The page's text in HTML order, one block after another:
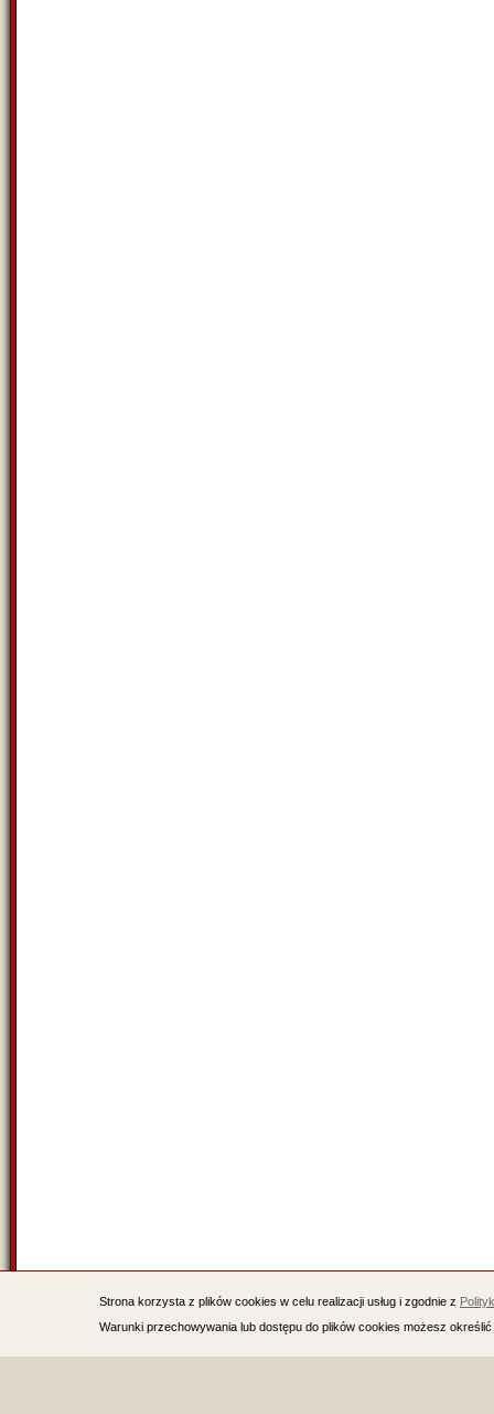
Strona korzysta z plików cookies w celu realizacji usług i zgodnie z
Warunki przechowywania lub dostępu do plików cookies możesz